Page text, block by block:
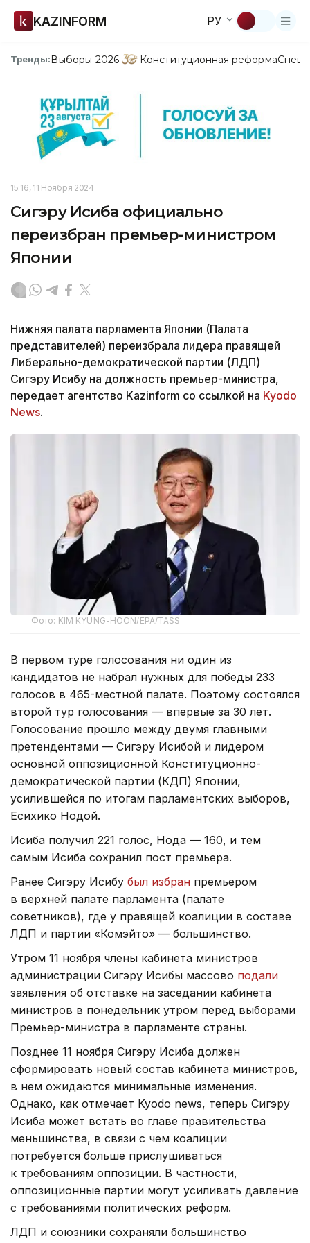
KAZINFORM РУ
Тренды:Выборы-2026 Конституционная реформа
15:16, 11 Ноября 2024
Сигэру Исиба официально
переизбран премьер-министром
Японии
Нижняя палата парламента Японии (Палата
представителей) переизбрала лидера правящей
Либерально-демократической партии (ЛДП)
Сигэру Исибу на должность премьер-министра,
передает агентство Kazinform со ссылкой на Kyodo
News.
Фото: KIM KYUNG-HOON/EPA/TASS
В первом туре голосования ни один из
кандидатов не набрал нужных для победы 233
голосов в 465-местной палате. Поэтому состоялся
второй тур голосования — впервые за 30 лет.
Голосование прошло между двумя главными
претендентами — Сигэру Исибой и лидером
основной оппозиционной Конституционно-
демократической партии (КДП) Японии,
усилившейся по итогам парламентских выборов,
Есихико Нодой.
Исиба получил 221 голос, Нода — 160, и тем
самым Исиба сохранил пост премьера.
Ранее Сигэру Исибу был избран премьером
в верхней палате парламента (палате
советников), где у правящей коалиции в составе
ЛДП и партии «Комэйто» — большинство.
Утром 11 ноября члены кабинета министров
администрации Сигэру Исибы массово подали
заявления об отставке на заседании кабинета
министров в понедельник утром перед выборами
Премьер-министра в парламенте страны.
Позднее 11 ноября Сигэру Исиба должен
сформировать новый состав кабинета министров,
в нем ожидаются минимальные изменения.
Однако, как отмечает Kyodo news, теперь Сигэру
Исиба может встать во главе правительства
меньшинства, в связи с чем коалиции
потребуется больше прислушиваться
к требованиям оппозиции. В частности,
оппозиционные партии могут усиливать давление
с требованиями политических реформ.
ЛДП и союзники сохраняли большинство